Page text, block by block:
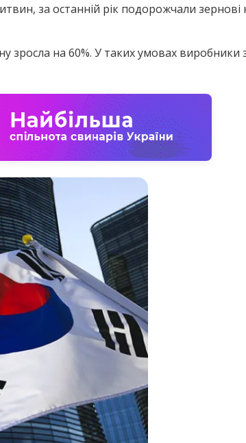
за останній рік подорожчали зернові
зросла на 60%. У таких умовах виробники